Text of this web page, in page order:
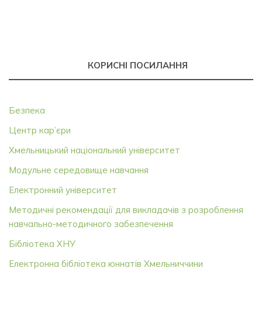
КОРИСНІ ПОСИЛАННЯ
Безпека
Центр кар’єри
Хмельницький національний університет
Модульне середовище навчання
Електронний університет
Методичні рекомендації для викладачів з розроблення
навчально-методичного забезпечення
Бібліотека ХНУ
Електронна бібліотека юннатів Хмельниччини